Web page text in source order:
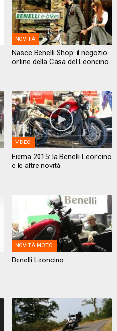
NOVITÀ
Nasce Benelli Shop: il negozio
online della Casa del Leoncino
VIDEO
Eicma 2015: la Benelli Leoncino
e le altre novità
NOVITÀ MOTO
Benelli Leoncino